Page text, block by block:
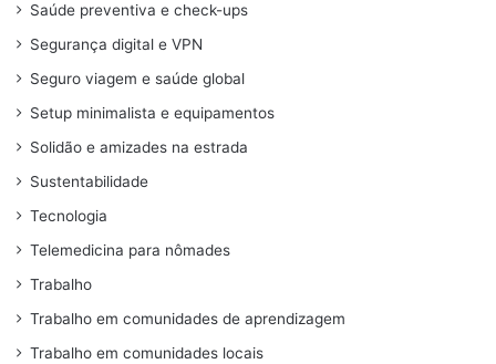
Saúde preventiva e check-ups
Segurança digital e VPN
Seguro viagem e saúde global
Setup minimalista e equipamentos
Solidão e amizades na estrada
Sustentabilidade
Tecnologia
Telemedicina para nômades
Trabalho
Trabalho em comunidades de aprendizagem
Trabalho em comunidades locais